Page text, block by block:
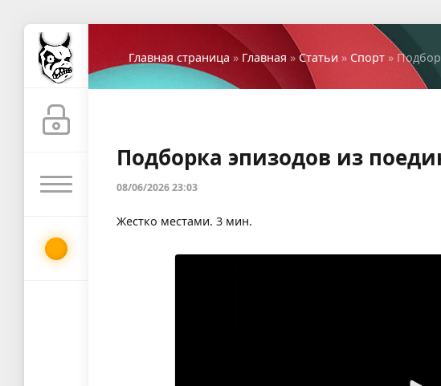
Главная страница » Главная » Статьи » Спорт »
Подборка эпизодов из
08/06/2026 23:03
Жестко местами. 3 мин.